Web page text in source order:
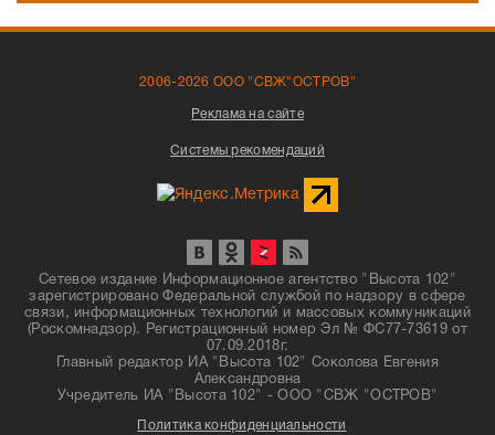
2006-2026 ООО "СВЖ"ОСТРОВ"
Реклама на сайте
Системы рекомендаций
Сетевое издание Информационное агентство "Высота 102"
зарегистрировано Федеральной службой по надзору в сфере
связи, информационных технологий и массовых коммуникаций
(Роскомнадзор). Регистрационный номер Эл № ФС77-73619 от
07.09.2018г.
Главный редактор ИА "Высота 102" Соколова Евгения
Александровна
Учредитель ИА "Высота 102" - ООО "СВЖ "ОСТРОВ"
Политика конфиденциальности